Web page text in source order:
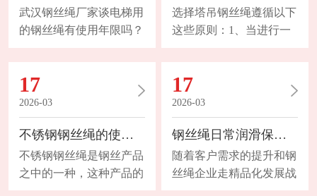
武汉钢丝绳厂家谈电梯用
的钢丝绳有使用年限吗？
钢丝绳具有无限长的寿
命。对于6股和8股的钢丝
绳，断丝主要发生在外
表。而对于多层绳股的钢
丝绳(典型的多股结构)就
不同，这种钢丝绳断丝大
选择塔吊钢丝绳遵循以下
这些原则：1、当进行一
重物提升（如行车）或左
旋和右旋绳成对使用时，
可选用普通钢丝绳。2、
当进行一次无导向重物提
升时或在较大高度下进行
多次无导向重物提升时，
17
2026-03
不锈钢钢丝绳的使用用途是怎样的？
不锈钢钢丝绳是钢丝产品
之中的一种，这种产品的
17
2026-03
钢丝绳日常润滑保养与防锈措施
随着客户需求的提升和钢
丝绳企业走精品化发展战